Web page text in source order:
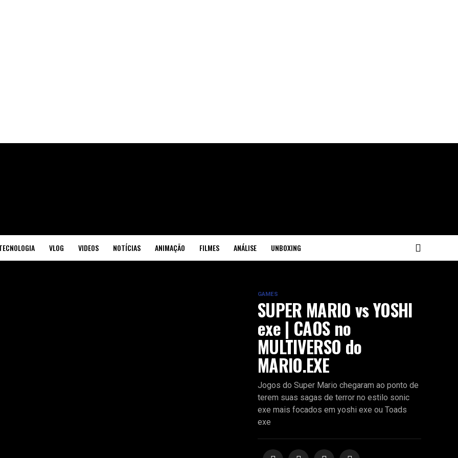
VLOG VIDEOS NOTÍCIAS ANIMAÇÃO FILMES ANÁLISE UNBOXING
GAMES
SUPER MARIO vs YOSHI
exe | CAOS no
MULTIVERSO do
MARIO.EXE
Jogos do Super Mario chegaram ao ponto de
terem suas sagas de terror no estilo sonic
exe mais focados em yoshi exe ou Toads
exe